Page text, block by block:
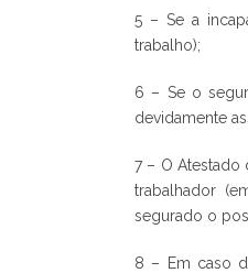
5 – Se a
trabalho);
6 – Se o
devidamente
7 – O Atestado
trabalhador
segurado o
8 – Em caso